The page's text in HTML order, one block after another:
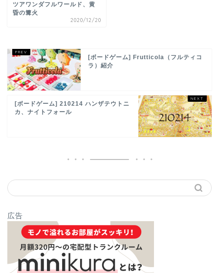
ツアワンダフルワールド、黄
昏の篝火
2020/12/20
[ボードゲーム] Frutticola（フルティコ
ラ）紹介
[ボードゲーム] 210214 ハンザテウトニ
カ、ナイトフォール
広告